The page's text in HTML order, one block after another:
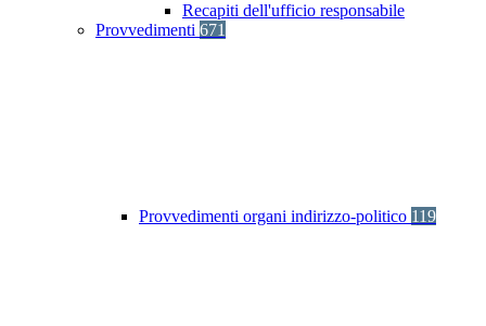
Recapiti dell'ufficio responsabile
Provvedimenti 671
Provvedimenti organi indirizzo-politico 119